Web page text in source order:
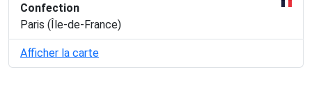
Confection
Paris (Île-de-France)
Afficher la carte